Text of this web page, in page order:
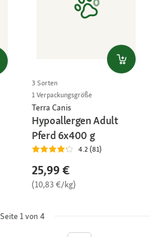
3 Sorten
1 Verpackungsgröße
Terra Canis
Hypoallergen Adult
Pferd 6x400 g
4.2 (81)
25,99 €
(10,83 €/kg)
Seite 1 von 4